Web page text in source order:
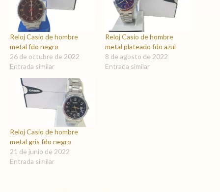
Reloj Casio de hombre
metal fdo negro
26 de octubre de 2022
Entrada similar
Reloj Casio de hombre
metal plateado fdo azul
8 de agosto de 2022
Entrada similar
Reloj Casio de hombre
metal gris fdo negro
21 de junio de 2022
Entrada similar